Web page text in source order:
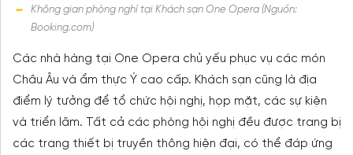
Không gian phòng nghỉ tại Khách sạn One Opera (Nguồn:
Booking.com)
Các nhà hàng tại One Opera chủ yếu phục vụ các món
Châu Âu và ẩm thực Ý cao cấp. Khách sạn cũng là địa
điểm lý tưởng để tổ chức hội nghị, họp mặt, các sự kiện
và triển lãm. Tất cả các phòng hội nghị đều được trang bị
các trang thiết bị truyền thông hiện đại, có thể đáp ứng